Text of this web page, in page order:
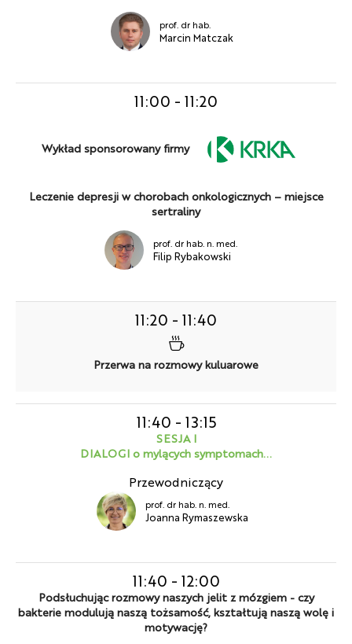
prof. dr hab.
Marcin Matczak
11:00 - 11:20
Wykład sponsorowany firmy
Leczenie depresji w chorobach onkologicznych – miejsce
sertraliny
prof. dr hab. n. med.
Filip Rybakowski
11:20 - 11:40
Przerwa na rozmowy kuluarowe
11:40 - 13:15
SESJA I
DIALOGI o mylących symptomach...
Przewodniczący
prof. dr hab. n. med.
Joanna Rymaszewska
11:40 - 12:00
Podsłuchując rozmowy naszych jelit z mózgiem - czy
bakterie modulują naszą tożsamość, kształtują naszą wolę i
motywację?